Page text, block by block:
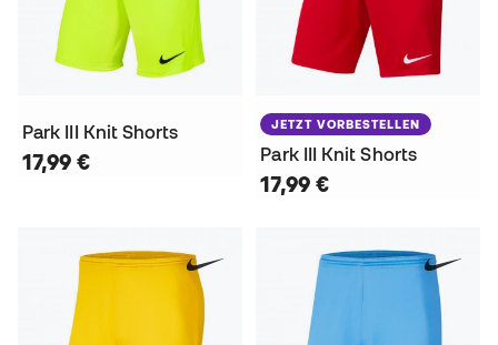
Park III Knit Shorts
17,99 €
JETZT VORBESTELLEN
Park III Knit Shorts
17,99 €